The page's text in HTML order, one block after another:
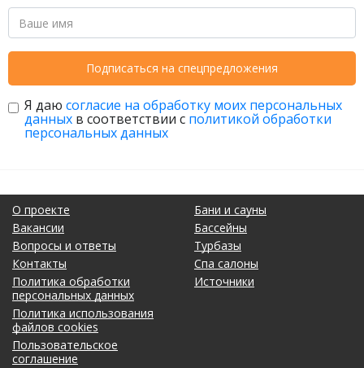
Подписаться на спецпредложения
Я даю согласие на обработку моих персональных
данных в соответствии с политикой обработки
персональных данных
О проекте
Вакансии
Вопросы и ответы
Контакты
Политика обработки
персональных данных
Политика использования
файлов cookies
Пользовательское
соглашение
Бани и сауны
Бассейны
Турбазы
Спа салоны
Источники